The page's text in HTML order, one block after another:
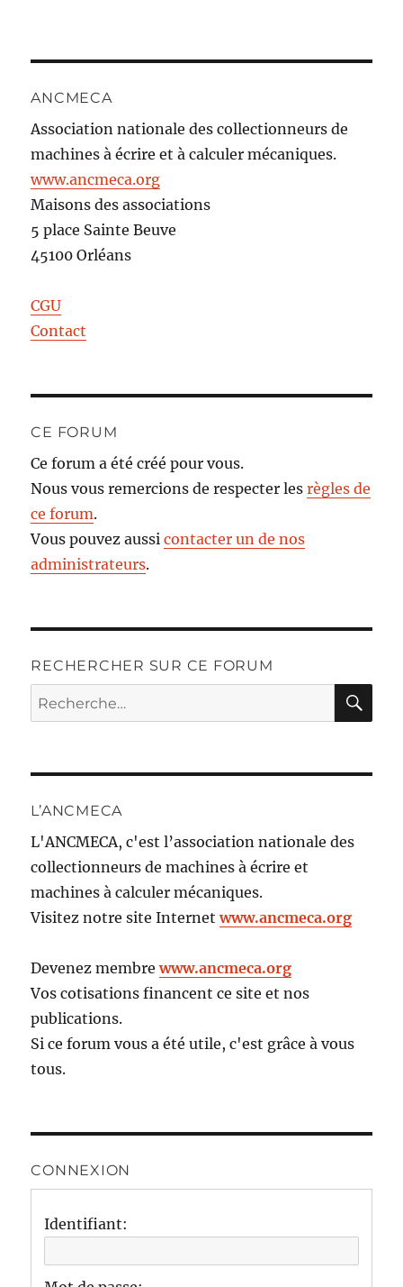
ANCMECA
Association nationale des collectionneurs de
machines à écrire et à calculer mécaniques.
www.ancmeca.org
Maisons des associations
5 place Sainte Beuve
45100 Orléans
CGU
Contact
CE FORUM
Ce forum a été créé pour vous.
Nous vous remercions de respecter lesrègles de
ce forum.
Vous pouvez aussicontacter un de nos
administrateurs.
RECHERCHER SUR CE FORUM
Recherche
pour :
L’ANCMECA
L'ANCMECA, c'est l’association nationale des
collectionneurs de machines à écrire et
machines à calculer mécaniques.
Visitez notre site Internetwww.ancmeca.org
Devenez membrewww.ancmeca.org
Vos cotisations financent ce site et nos
publications.
Si ce forum vous a été utile, c'est grâce à vous
tous.
CONNEXION
Identifiant: